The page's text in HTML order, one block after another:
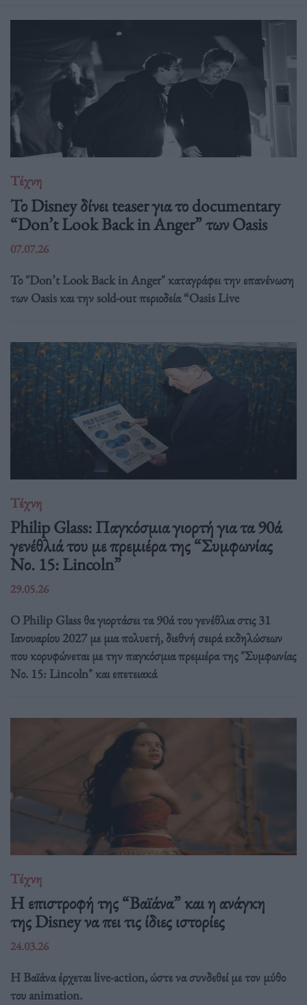
Τέχνη
Το Disney δίνει teaser για το documentary
“Don’t Look Back in Anger” των Oasis
07.07.26
Το "Don’t Look Back in Anger" καταγράφει την επανένωση
των Oasis και την sold-out περιοδεία “Oasis Live
Τέχνη
Philip Glass: Παγκόσμια γιορτή για τα 90ά
γενέθλιά του με πρεμιέρα της “Συμφωνίας
Νο. 15: Lincoln”
29.05.26
Ο Philip Glass θα γιορτάσει τα 90ά του γενέθλια στις 31
Ιανουαρίου 2027 με μια πολυετή, διεθνή σειρά εκδηλώσεων
που κορυφώνεται με την παγκόσμια πρεμιέρα της "Συμφωνίας
Νο. 15: Lincoln" και επετειακά
Τέχνη
Η επιστροφή της “Βαϊάνα” και η ανάγκη
της Disney να πει τις ίδιες ιστορίες
24.03.26
Η Βαϊάνα έρχεται live-action, ώστε να συνδεθεί με τον μύθο
του animation.